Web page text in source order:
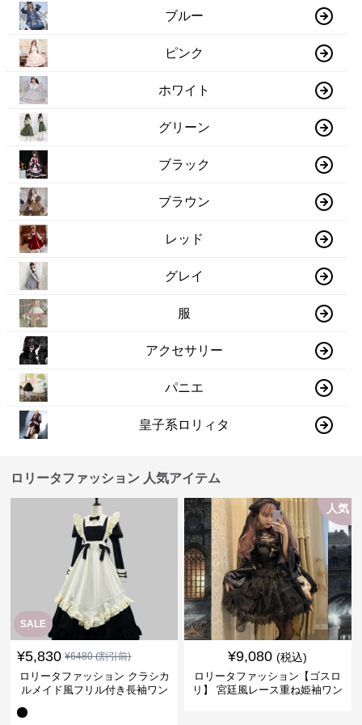
ブルー
ピンク
ホワイト
グリーン
ブラック
ブラウン
レッド
グレイ
服
アクセサリー
パニエ
皇子系ロリィタ
ロリータファッション 人気アイテム
SALE
¥5,830 ¥6480(割引前)
ロリータファッション クラシカ
ルメイド風フリル付き長袖ワン
人気
¥9,080 (税込)
ロリータファッション【ゴスロ
リ】 宮廷風レース重ね姫袖ワン